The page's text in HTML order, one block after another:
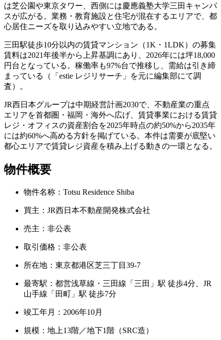
は芝公園や東京タワー、西側には慶應義塾大学三田キャンパ
スが広がる。業務・教育施設と住宅が混在するエリアで、都
心居住ニーズを取り込みやすい立地である。
三田駅徒歩10分以内の賃貸マンション（1K・1LDK）の募集
賃料は2021年後半から上昇基調にあり、2026年には坪18,000
円台となっている。稼働率も97%台で推移し、需給は引き締
まっている（「estie レジリサーチ」を元に編集部にて調
査）。
JR西日本グループは中期経営計画2030で、不動産業の重点
エリアを首都圏・福岡・海外へ広げ、賃貸事業における賃貸
レジ・オフィスの資産割合を2025年時点の約50%から2035年
には約60%へ高める方針を掲げている。本件は需要が底堅い
都心エリアで賃貸レジ資産を積み上げる動きの一環となる。
物件概要
物件名称：Totsu Residence Shiba
買主：JR西日本不動産開発株式会社
売主：非公表
取引価格：非公表
所在地：東京都港区芝三丁目39-7
最寄駅：都営浅草線・三田線「三田」駅 徒歩4分、JR
山手線「田町」駅 徒歩7分
竣工年月：2006年10月
規模：地上13階／地下1階 （SRC造）